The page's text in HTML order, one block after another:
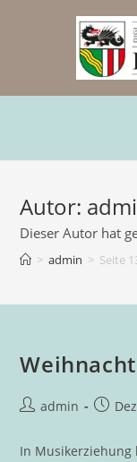
Autor:
Dieser Autor hat
> admin > Seite
Beitrags-
admin
Beitrag
In Musikerziehung